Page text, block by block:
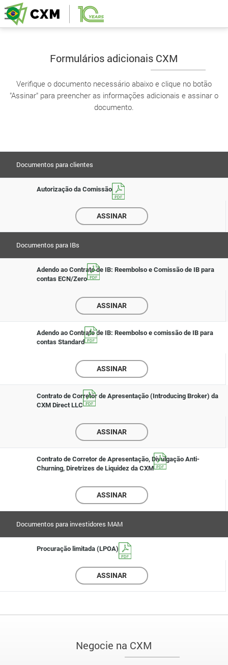
Formulários adicionais CXM
Verifique o documento necessário abaixo e clique no botão
"Assinar" para preencher as informações adicionais e assinar o
documento.
Documentos para clientes
Autorização da Comissão
ASSINAR
Documentos para IBs
Adendo ao Contrato de IB: Reembolso e Comissão de IB para
contas ECN/Zero
ASSINAR
Adendo ao Contrato de IB: Reembolso e comissão de IB para
contas Standard
ASSINAR
Contrato de Corretor de Apresentação (Introducing Broker) da
CXM Direct LLC
ASSINAR
Contrato de Corretor de Apresentação, Divulgação Anti-
Churning, Diretrizes de Liquidez da CXM
ASSINAR
Documentos para investidores MAM
Procuração limitada (LPOA)
ASSINAR
Negocie na CXM